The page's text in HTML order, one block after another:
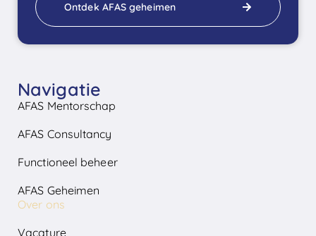
Ontdek AFAS geheimen
Navigatie
AFAS Mentorschap
AFAS Consultancy
Functioneel beheer
AFAS Geheimen
Over ons
Vacature